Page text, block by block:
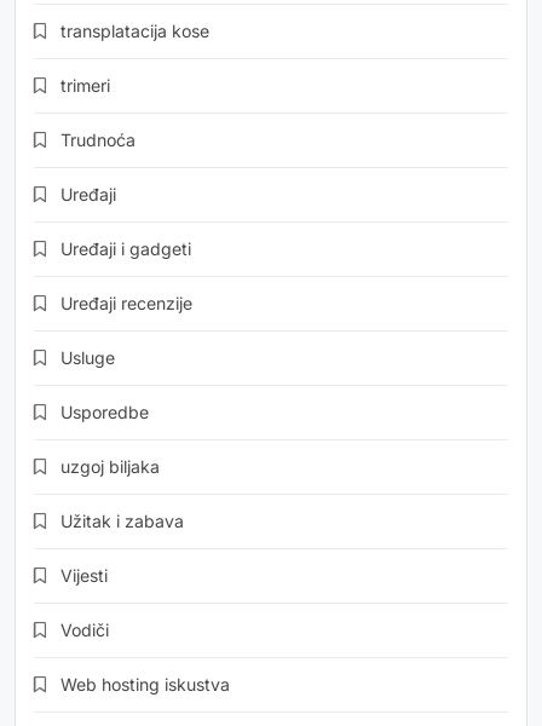
transplatacija kose
trimeri
Trudnoća
Uređaji
Uređaji i gadgeti
Uređaji recenzije
Usluge
Usporedbe
uzgoj biljaka
Užitak i zabava
Vijesti
Vodiči
Web hosting iskustva